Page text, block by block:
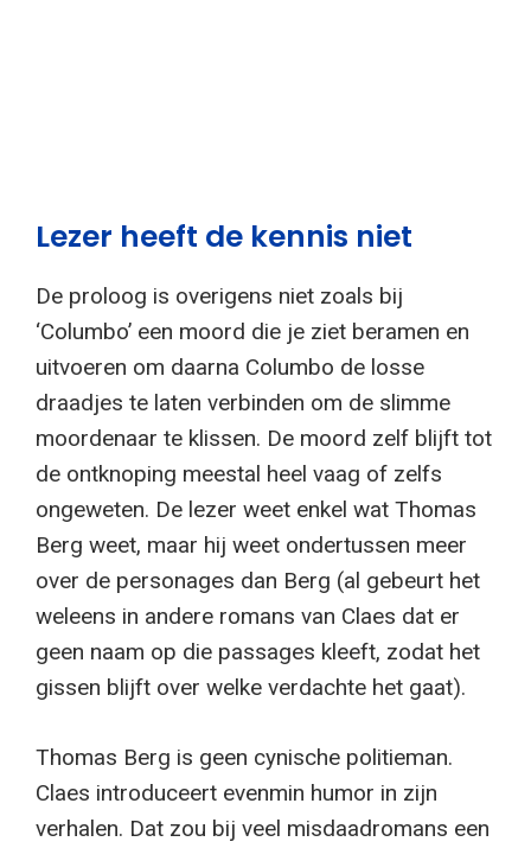
Lezer heeft de kennis niet
De proloog is overigens niet zoals bij
‘Columbo’ een moord die je ziet beramen en
uitvoeren om daarna Columbo de losse
draadjes te laten verbinden om de slimme
moordenaar te klissen. De moord zelf blijft tot
de ontknoping meestal heel vaag of zelfs
ongeweten. De lezer weet enkel wat Thomas
Berg weet, maar hij weet ondertussen meer
over de personages dan Berg (al gebeurt het
weleens in andere romans van Claes dat er
geen naam op die passages kleeft, zodat het
gissen blijft over welke verdachte het gaat).
Thomas Berg is geen cynische politieman.
Claes introduceert evenmin humor in zijn
verhalen. Dat zou bij veel misdaadromans een